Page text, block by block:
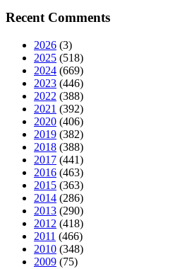
Recent Comments
2026 (3)
2025 (518)
2024 (669)
2023 (446)
2022 (388)
2021 (392)
2020 (406)
2019 (382)
2018 (388)
2017 (441)
2016 (463)
2015 (363)
2014 (286)
2013 (290)
2012 (418)
2011 (466)
2010 (348)
2009 (75)